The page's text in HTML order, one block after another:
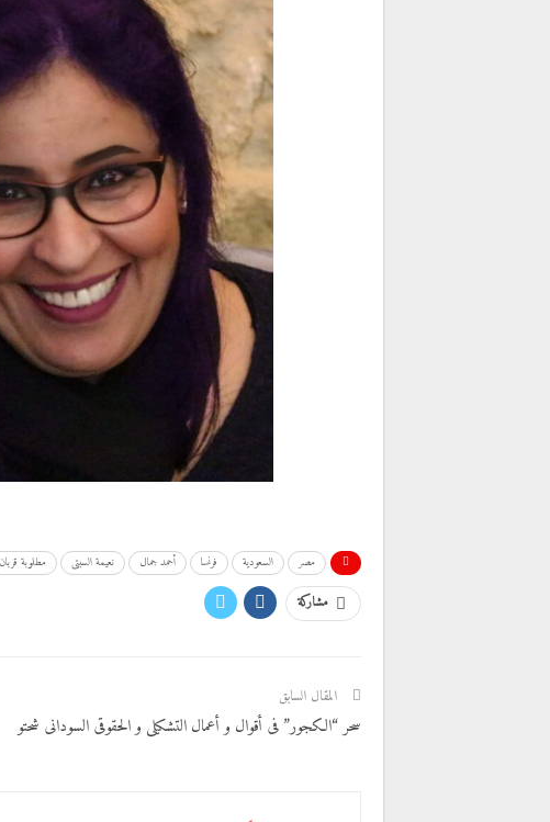
مصر السعودية فرنسا أحمد جمال نعيمة السبتى مطلوبة قربان
مشاركة
المقال السابق
سحر “الكجور” فى أقوال و أعمال التشكيلى و الحقوقى السودانى شحتو